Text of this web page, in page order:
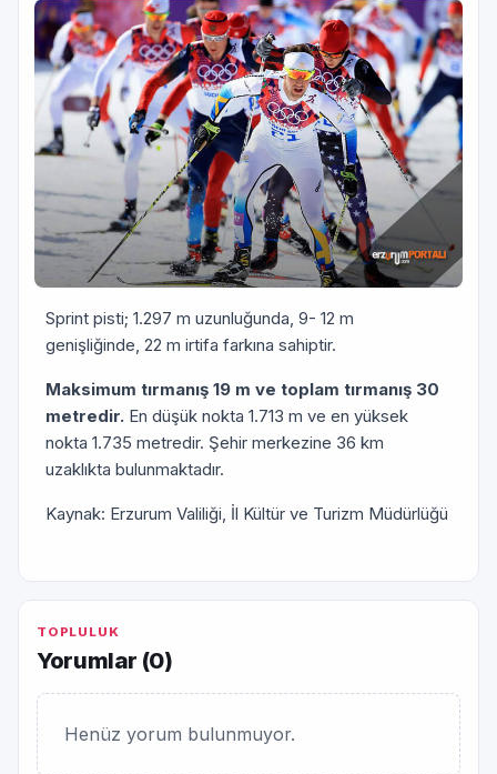
Sprint pisti; 1.297 m uzunluğunda, 9- 12 m
genişliğinde, 22 m irtifa farkına sahiptir.
Maksimum tırmanış 19 m ve toplam tırmanış 30
metredir. En düşük nokta 1.713 m ve en yüksek
nokta 1.735 metredir. Şehir merkezine 36 km
uzaklıkta bulunmaktadır.
Kaynak: Erzurum Valiliği, İl Kültür ve Turizm Müdürlüğü
TOPLULUK
Yorumlar (0)
Henüz yorum bulunmuyor.